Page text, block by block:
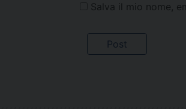
Salva il mio nome,